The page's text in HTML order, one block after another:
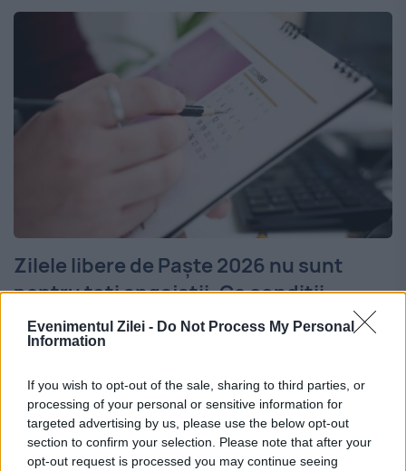
Evenimentul Zilei - Do Not Process My Personal
Information
If you wish to opt-out of the sale, sharing to third parties, or
processing of your personal or sensitive information for
targeted advertising by us, please use the below opt-out
section to confirm your selection. Please note that after your
opt-out request is processed you may continue seeing
Zilele libere de Paște 2026 nu sunt
pentru toți angajații. Ce condiții
trebuie îndeplinite
Sărbătorile pascale din 2026 aduc mai
multe zile nelucrătoare pentru angajații din
România, însă acestea nu sunt acordate